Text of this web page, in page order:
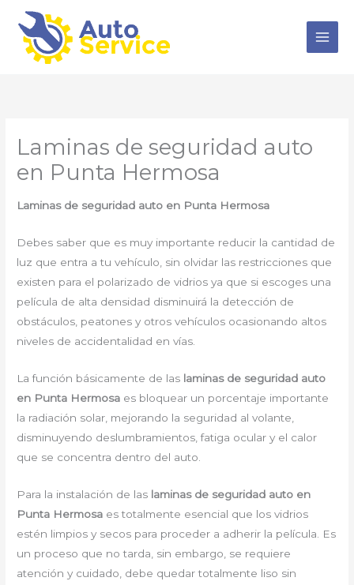
contenido
Laminas de seguridad auto
en Punta Hermosa
Laminas de seguridad auto en Punta Hermosa
Debes saber que es muy importante reducir la cantidad de
luz que entra a tu vehículo, sin olvidar las restricciones que
existen para el polarizado de vidrios ya que si escoges una
película de alta densidad disminuirá la detección de
obstáculos, peatones y otros vehículos ocasionando altos
niveles de accidentalidad en vías.
La función básicamente de las laminas de seguridad auto
en Punta Hermosa es bloquear un porcentaje importante
la radiación solar, mejorando la seguridad al volante,
disminuyendo deslumbramientos, fatiga ocular y el calor
que se concentra dentro del auto.
Para la instalación de las laminas de seguridad auto en
Punta Hermosa estotalmente esencial que los vidrios
estén limpios y secos para proceder a adherir la película. Es
un proceso que no tarda, sin embargo, se requiere
atención y cuidado, debe quedar totalmente liso sin